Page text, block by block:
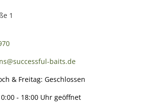
1
baits.de
& Freitag: Geschlossen
- 18:00 Uhr geöffnet